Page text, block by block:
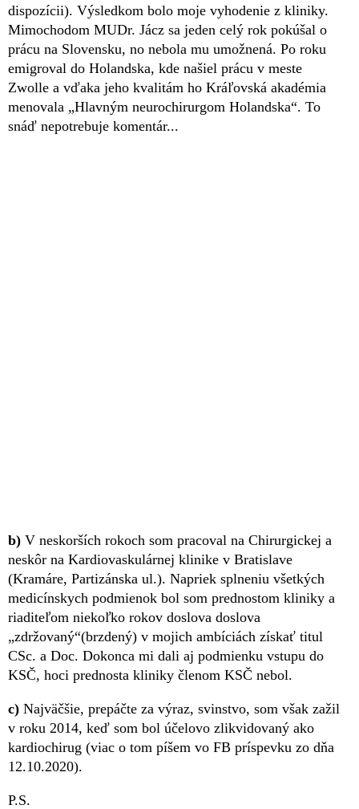
dispozícii). Výsledkom bolo moje vyhodenie z kliniky.
Mimochodom MUDr. Jácz sa jeden celý rok pokúšal o
prácu na Slovensku, no nebola mu umožnená. Po roku
emigroval do Holandska, kde našiel prácu v meste
Zwolle a vďaka jeho kvalitám ho Kráľovská akadémia
menovala „Hlavným neurochirurgom Holandska“. To
snáď nepotrebuje komentár...
b) V neskorších rokoch som pracoval na Chirurgickej a
neskôr na Kardiovaskulárnej klinike v Bratislave
(Kramáre, Partizánska ul.). Napriek splneniu všetkých
medicínskych podmienok bol som prednostom kliniky a
riaditeľom niekoľko rokov doslova doslova
„zdržovaný“(brzdený) v mojich ambíciách získať titul
CSc. a Doc. Dokonca mi dali aj podmienku vstupu do
KSČ, hoci prednosta kliniky členom KSČ nebol.
c) Najväčšie, prepáčte za výraz, svinstvo, som však zažil
v roku 2014, keď som bol účelovo zlikvidovaný ako
kardiochirug (viac o tom píšem vo FB príspevku zo dňa
12.10.2020).
P.S.